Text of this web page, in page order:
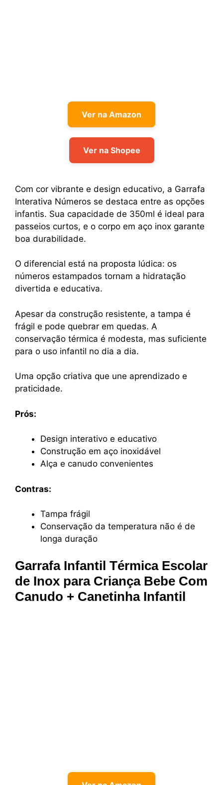
Ver na Amazon
Ver na Shopee
Com cor vibrante e design educativo, a Garrafa
Interativa Números se destaca entre as opções
infantis. Sua capacidade de 350ml é ideal para
passeios curtos, e o corpo em aço inox garante
boa durabilidade.
O diferencial está na proposta lúdica: os
números estampados tornam a hidratação
divertida e educativa.
Apesar da construção resistente, a tampa é
frágil e pode quebrar em quedas. A
conservação térmica é modesta, mas suficiente
para o uso infantil no dia a dia.
Uma opção criativa que une aprendizado e
praticidade.
Prós:
Design interativo e educativo
Construção em aço inoxidável
Alça e canudo convenientes
Contras:
Tampa frágil
Conservação da temperatura não é de
longa duração
Garrafa Infantil Térmica Escolar
de Inox para Criança Bebe Com
Canudo + Canetinha Infantil